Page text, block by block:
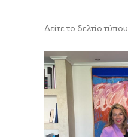
Δείτε το δελτίο τύπου